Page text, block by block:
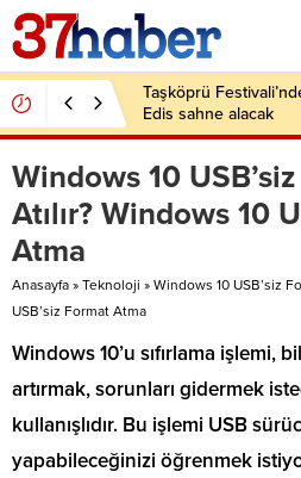
Taşköprü
Edis sahne alacak
Windows 10
Atılır? Windows 10
Atma
Anasayfa » Teknoloji » Windows 10 USB’siz
USB’siz Format Atma
Windows 10’u sıfırlama işlemi,
artırmak, sorunları gidermek
kullanışlıdır. Bu işlemi USB
yapabileceğinizi öğrenmek